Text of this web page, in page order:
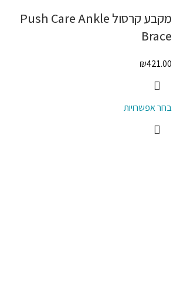
מקבע קרסול Push Care Ankle
Brace
₪421.00
בחר אפשרויות